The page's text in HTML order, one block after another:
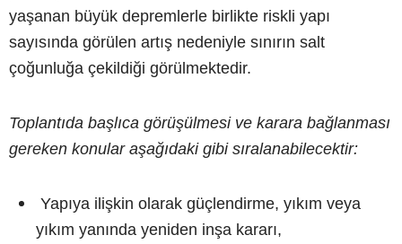
yaşanan büyük depremlerle birlikte riskli yapı
sayısında görülen artış nedeniyle sınırın salt
çoğunluğa çekildiği görülmektedir.
Toplantıda başlıca görüşülmesi ve karara bağlanması
gereken konular aşağıdaki gibi sıralanabilecektir:
Yapıya ilişkin olarak güçlendirme, yıkım veya
yıkım yanında yeniden inşa kararı,